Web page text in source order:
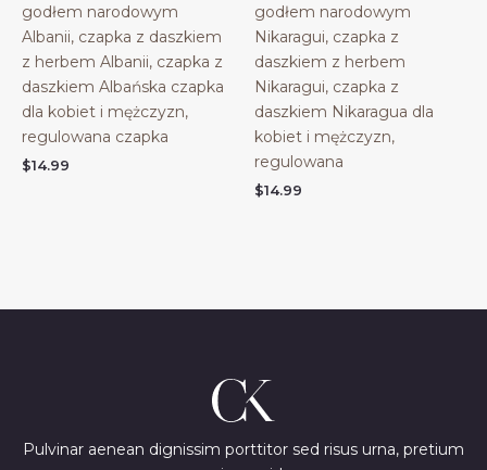
godłem narodowym
Albanii, czapka z daszkiem
z herbem Albanii, czapka z
daszkiem Albańska czapka
dla kobiet i mężczyzn,
regulowana czapka
$14.99
godłem narodowym
Nikaragui, czapka z
daszkiem z herbem
Nikaragui, czapka z
daszkiem Nikaragua dla
kobiet i mężczyzn,
regulowana
$14.99
Pulvinar aenean dignissim porttitor sed risus urna, pretium